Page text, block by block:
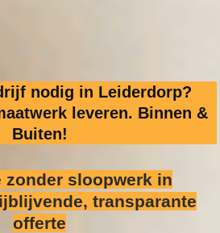
nodig in Leiderdorp?
leveren. Binnen &
Buiten!
zonder sloopwerk in
transparante
offerte